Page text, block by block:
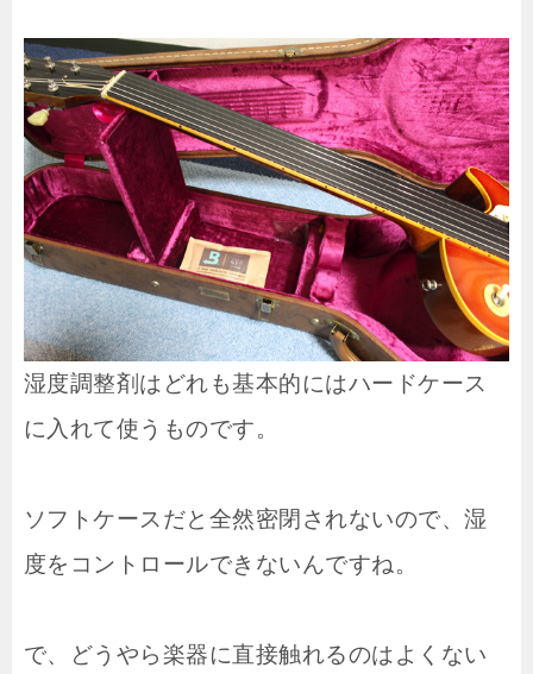
湿度調整剤はどれも基本的にはハードケース
に入れて使うものです。
ソフトケースだと全然密閉されないので、湿
度をコントロールできないんですね。
で、どうやら楽器に直接触れるのはよくない